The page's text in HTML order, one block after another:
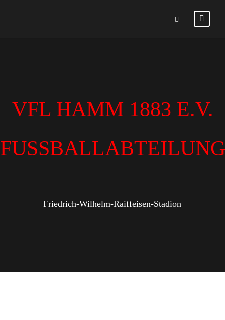
VFL HAMM 1883 E.V.
FUSSBALLABTEILUNG
Friedrich-Wilhelm-Raiffeisen-Stadion